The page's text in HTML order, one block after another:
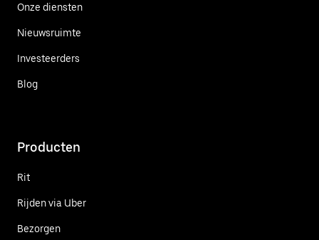
Onze diensten
Nieuwsruimte
Investeerders
Blog
Producten
Rit
Rijden via Uber
Bezorgen